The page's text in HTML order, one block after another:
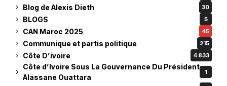
Blog de Alexis Dieth 30
BLOGS 5
CAN Maroc 2025 45
Communique et partis politique 215
Côte D’ivoire 4 833
Côte d’Ivoire Sous La Gouvernance Du Président
Alassane Ouattara
1